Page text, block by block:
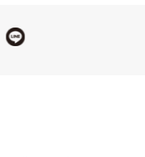
スタート。
プとのコラボモデルも